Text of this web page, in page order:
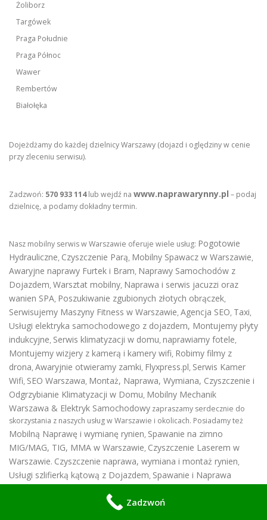
Żoliborz
Targówek
Praga Południe
Praga Północ
Wawer
Rembertów
Białołęka
Dojeżdżamy do każdej dzielnicy Warszawy (dojazd i oględziny w cenie
przy zleceniu serwisu).
Zadzwoń: 570 933 114lub wejdź na www.naprawarynny.pl – podaj
dzielnicę, a podamy dokładny termin.
Nasz mobilny serwis w Warszawie oferuje wiele usług: Pogotowie
Hydrauliczne, Czyszczenie Parą, Mobilny Spawacz w Warszawie,
Awaryjne naprawy Furtek i Bram, Naprawy Samochodów z
Dojazdem, Warsztat mobilny, Naprawa i serwis jacuzzi oraz
wanien SPA, Poszukiwanie zgubionych złotych obrączek,
Serwisujemy Maszyny Fitness w Warszawie, Agencja SEO, Taxi,
Usługi elektryka samochodowego z dojazdem, Montujemy płyty
indukcyjne, Serwis klimatyzacji w domu, naprawiamy fotele,
Montujemy wizjery z kamerą i kamery wifi, Robimy filmy z
drona, Awaryjnie otwieramy zamki, Flyxpress.pl, Serwis Kamer
Wifi, SEO Warszawa, Montaż, Naprawa, Wymiana, Czyszczenie i
Odgrzybianie Klimatyzacji w Domu, Mobilny Mechanik
Warszawa & Elektryk Samochodowy zapraszamy serdecznie do
skorzystania z naszych usług w Warszawie i okolicach. Posiadamy też
Mobilną Naprawę i wymianę rynien, Spawanie na zimno
MIG/MAG, TIG, MMA w Warszawie, Czyszczenie Laserem w
Warszawie. Czyszczenie naprawa, wymiana i montaż rynien,
Usługi szlifierką kątową z Dojazdem, Spawanie i Naprawa
Automatyka, Inteligentne Sterowanie Domem
Zadzwoń